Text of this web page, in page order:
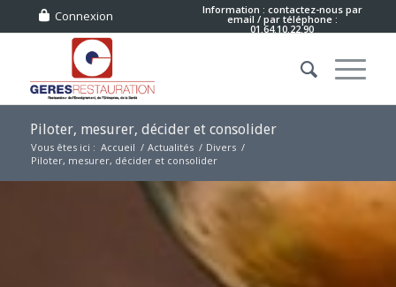
Connexion Information : contactez-nous par
email / par téléphone :
01.64.10.22.90
Piloter, mesurer, décider et consolider
Vous êtes ici : Accueil / Actualités / Divers /
Piloter, mesurer, décider et consolider